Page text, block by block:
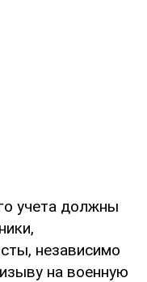
учета должны
независимо
на военную